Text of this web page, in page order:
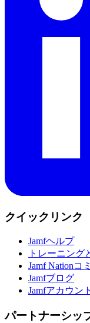
クイックリンク
Jamfヘルプ
トレーニング
Jamf Nationコ
Jamfブログ
Jamfアカウント
パートナーシッ